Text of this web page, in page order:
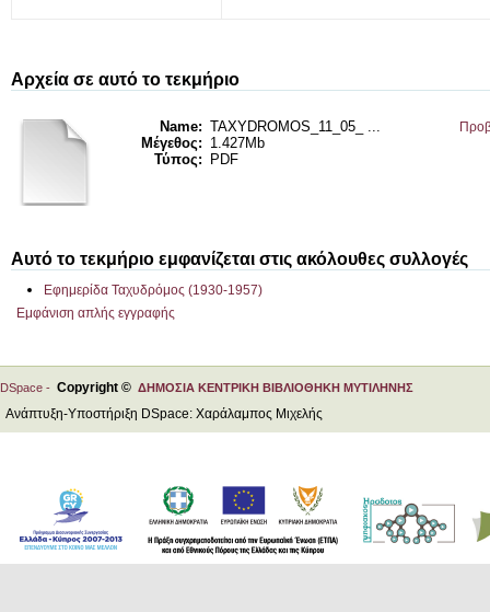
Αρχεία σε αυτό το τεκμήριο
Name: TAXYDROMOS_11_05_ ...
Μέγεθος: 1.427Mb
Τύπος:
PDF
Αυτό το τεκμήριο εμφανίζεται στις ακόλουθες συλλογές
Εφημερίδα Ταχυδρόμος (1930-1957)
Εμφάνιση απλής εγγραφής
DSpace - Copyright © ΔΗΜΟΣΙΑ ΚΕΝΤΡΙΚΗ ΒΙΒΛΙΟΘΗΚΗ ΜΥΤΙΛΗΝΗΣ
Ανάπτυξη-Υποστήριξη DSpace: Χαράλαμπος Μιχελής